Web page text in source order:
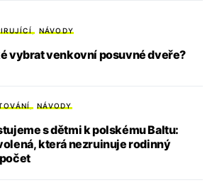
NÁVODY
vybrat venkovní posuvné dveře?
NÁVODY
s dětmi k polskému Baltu:
která nezruinuje rodinný